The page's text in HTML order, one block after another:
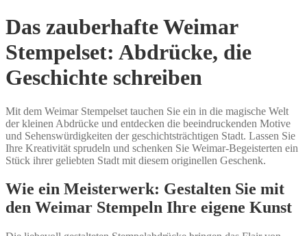
Das zauberhafte Weimar
Stempelset: Abdrücke, die
Geschichte schreiben
Mit dem Weimar Stempelset tauchen Sie ein in die magische Welt
der kleinen Abdrücke und entdecken die beeindruckenden Motive
und Sehenswürdigkeiten der geschichtsträchtigen Stadt. Lassen Sie
Ihre Kreativität sprudeln und schenken Sie Weimar-Begeisterten ein
Stück ihrer geliebten Stadt mit diesem originellen Geschenk.
Wie ein Meisterwerk: Gestalten Sie mit
den Weimar Stempeln Ihre eigene Kunst